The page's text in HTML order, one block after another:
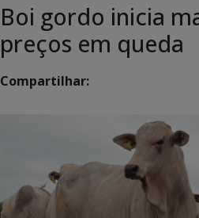
Boi gordo inicia
preços em queda
Compartilhar: